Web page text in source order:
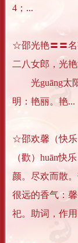
4；...
☆邵光艳〓〓名
二八女郎，光
光guāng太阳
明：艳丽。艳...
☆邵欢馨（快
（歡）huān快
颜。尽欢而散
很远的香气：
祀。助词，作